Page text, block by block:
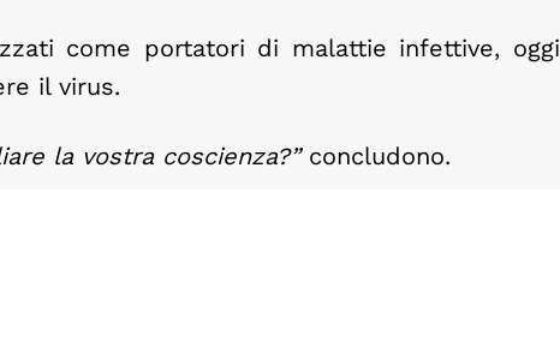
come portatori di malattie infettive, oggi
il virus.
la vostra coscienza?” concludono.